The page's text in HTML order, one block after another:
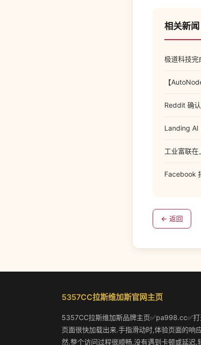
相关新闻
极道科技
【
Reddit 确
Landing AI
工业富联
Facebook
← 返回
5357CC拉斯维加斯官网主页
5357CC拉斯维加斯品牌主页✅pa998.cc✅
页面很快加载出来.手指滑动时,体验页面的响
然.整个访问过程很顺畅,没有遇到卡顿或延迟,